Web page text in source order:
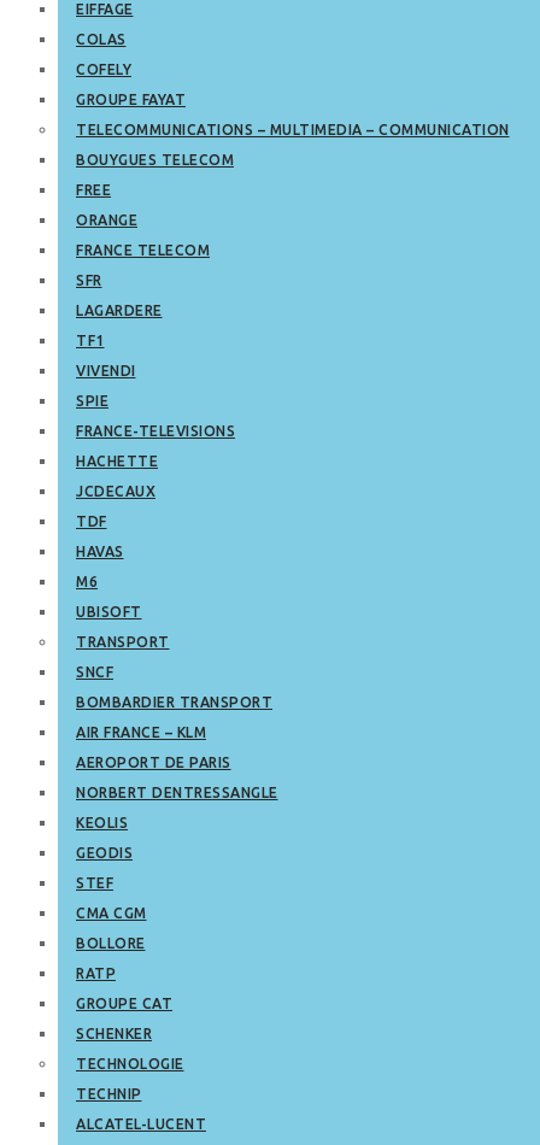
EIFFAGE
COLAS
COFELY
GROUPE FAYAT
TELECOMMUNICATIONS – MULTIMEDIA – COMMUNICATION
BOUYGUES TELECOM
FREE
ORANGE
FRANCE TELECOM
SFR
LAGARDERE
TF1
VIVENDI
SPIE
FRANCE-TELEVISIONS
HACHETTE
JCDECAUX
TDF
HAVAS
M6
UBISOFT
TRANSPORT
SNCF
BOMBARDIER TRANSPORT
AIR FRANCE – KLM
AEROPORT DE PARIS
NORBERT DENTRESSANGLE
KEOLIS
GEODIS
STEF
CMA CGM
BOLLORE
RATP
GROUPE CAT
SCHENKER
TECHNOLOGIE
TECHNIP
ALCATEL-LUCENT